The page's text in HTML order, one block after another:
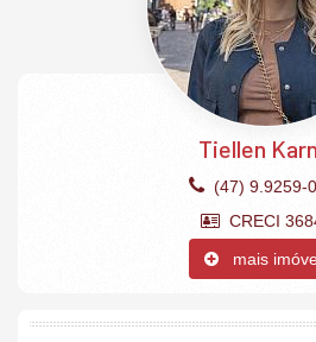
04 banheiros(sendo 01 lavabo)
Living sala de TV/Jantar integrados
Cozinha americana
03 vagas de garagem privativas
Rebaixamento de gesso em todo
Tiellen
(47) 9.9259-
CRECI
mais